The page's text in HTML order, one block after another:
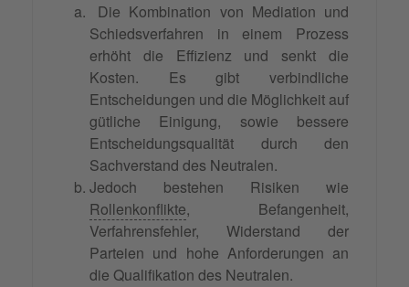
Die Kombination von Mediation und
Schiedsverfahren in einem Prozess
erhöht die Effizienz und senkt die
Kosten. Es gibt verbindliche
Entscheidungen und die Möglichkeit auf
gütliche Einigung, sowie bessere
Entscheidungsqualität durch den
Sachverstand des Neutralen.
Jedoch bestehen Risiken wie
Rollenkonflikte, Befangenheit,
Verfahrensfehler, Widerstand der
Parteien und hohe Anforderungen an
die Qualifikation des Neutralen.